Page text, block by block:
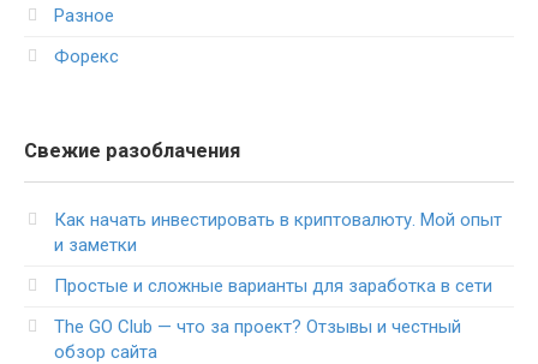
Разное
Форекс
Свежие разоблачения
Как начать инвестировать в криптовалюту. Мой опыт
и заметки
Простые и сложные варианты для заработка в сети
The GO Club — что за проект? Отзывы и честный
обзор сайта